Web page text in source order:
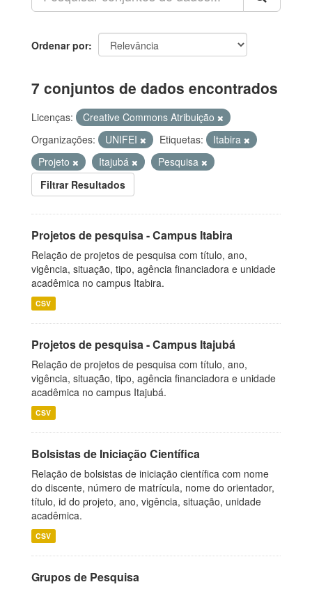
Ordenar por
7 conjuntos de dados encontrados
Licenças:
Creative Commons Atribuição
Organizações:
UNIFEI Etiquetas:
Itabira
Projeto
Itajubá
Pesquisa
Filtrar Resultados
Projetos de pesquisa - Campus Itabira
Relação de projetos de pesquisa com título, ano,
vigência, situação, tipo, agência financiadora e unidade
acadêmica no campus Itabira.
CSV
Projetos de pesquisa - Campus Itajubá
Relação de projetos de pesquisa com título, ano,
vigência, situação, tipo, agência financiadora e unidade
acadêmica no campus Itajubá.
CSV
Bolsistas de Iniciação Científica
Relação de bolsistas de iniciação científica com nome
do discente, número de matrícula, nome do orientador,
título, id do projeto, ano, vigência, situação, unidade
acadêmica.
CSV
Grupos de Pesquisa